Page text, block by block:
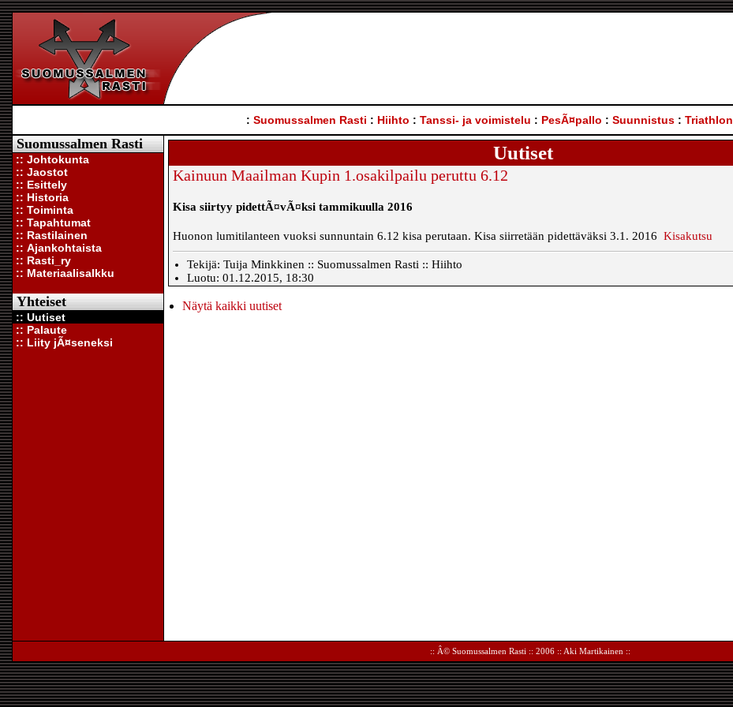
: Suomussalmen Rasti : Hiihto : Tanssi- ja voimistelu : PesÃ¤pallo : Suunnistus : Triathlon
Suomussalmen Rasti
:: Johtokunta
:: Jaostot
:: Esittely
:: Historia
:: Toiminta
:: Tapahtumat
:: Rastilainen
:: Ajankohtaista
:: Rasti_ry
:: Materiaalisalkku
Yhteiset
:: Uutiset
:: Palaute
:: Liity jÃ¤seneksi
Uutiset
Kainuun Maailman Kupin 1.osakilpailu peruttu 6.12
Kisa siirtyy pidettÃ¤vÃ¤ksi tammikuulla 2016
Huonon lumitilanteen vuoksi sunnuntain 6.12 kisa perutaan. Kisa siirretään pidettäväksi 3.1. 2016 Kisakutsu
Tekijä: Tuija Minkkinen :: Suomussalmen Rasti :: Hiihto
Luotu: 01.12.2015, 18:30
Näytä kaikki uutiset
:: Â© Suomussalmen Rasti :: 2006 :: Aki Martikainen ::